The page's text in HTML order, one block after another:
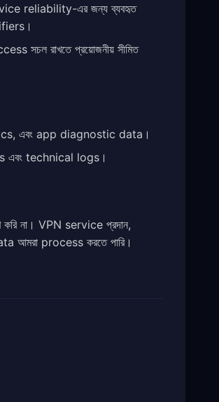
reliability-এর জন্য ব্যবহৃত
রাখতে প্রয়োজনীয় সীমিত
এবং app diagnostic data।
এবং technical logs।
না। VPN service প্রদান,
আমরা process করতে পারি।